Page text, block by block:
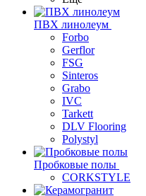
ПВХ линолеум
Forbo
Gerflor
FSG
Sinteros
Grabo
IVC
Tarkett
DLV Flooring
Polystyl
Пробковые полы
CORKSTYLE